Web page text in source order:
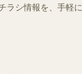
ラシ情報を、手軽